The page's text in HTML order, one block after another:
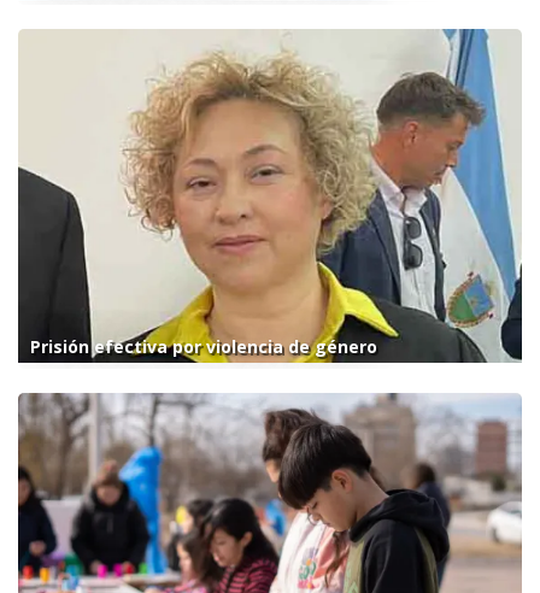
Prisión efectiva por violencia de género